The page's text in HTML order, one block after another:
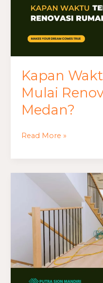
Kapan
Mulai
Medan?
Read More »
Rumah
Lama
Modern